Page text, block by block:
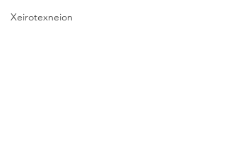
Xeirotexneion